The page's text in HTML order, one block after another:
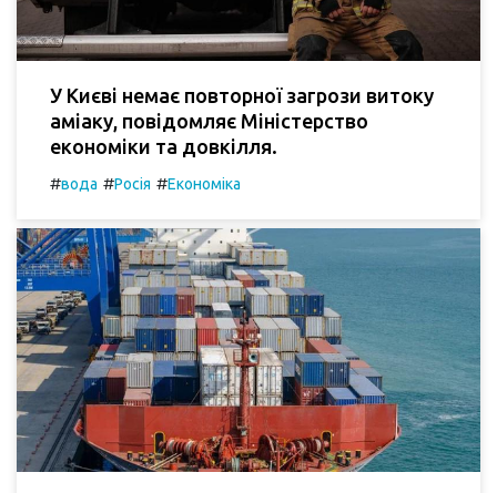
У Києві немає повторної загрози витоку
аміаку, повідомляє Міністерство
економіки та довкілля.
#вода #Росія #Економіка